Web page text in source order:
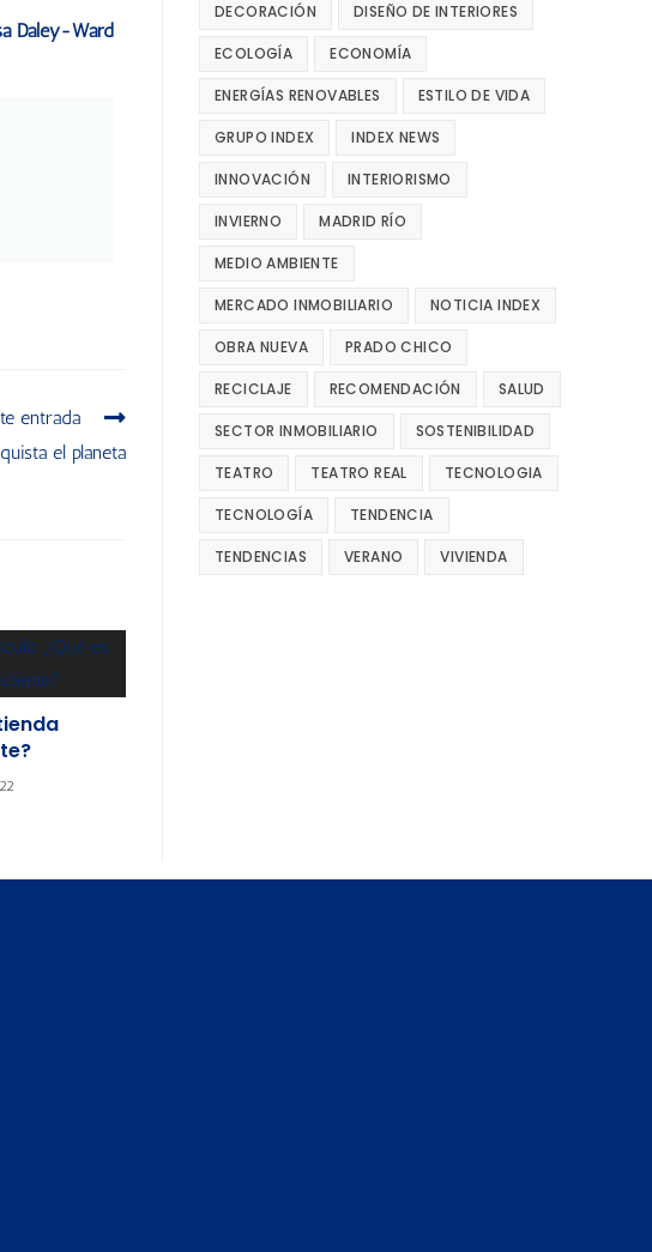
Daley-Ward
entrada
el planeta
DECORACIÓN DISEÑO DE INTERIORES
ECOLOGÍA ECONOMÍA
ENERGÍAS RENOVABLES ESTILO DE VIDA
GRUPO INDEX INDEX NEWS
INNOVACIÓN INTERIORISMO
INVIERNO MADRID RÍO
MEDIO AMBIENTE
MERCADO INMOBILIARIO NOTICIA INDEX
OBRA NUEVA PRADO CHICO
RECICLAJE RECOMENDACIÓN SALUD
SECTOR INMOBILIARIO SOSTENIBILIDAD
TEATRO TEATRO REAL TECNOLOGIA
TECNOLOGÍA TENDENCIA
TENDENCIAS VERANO VIVIENDA